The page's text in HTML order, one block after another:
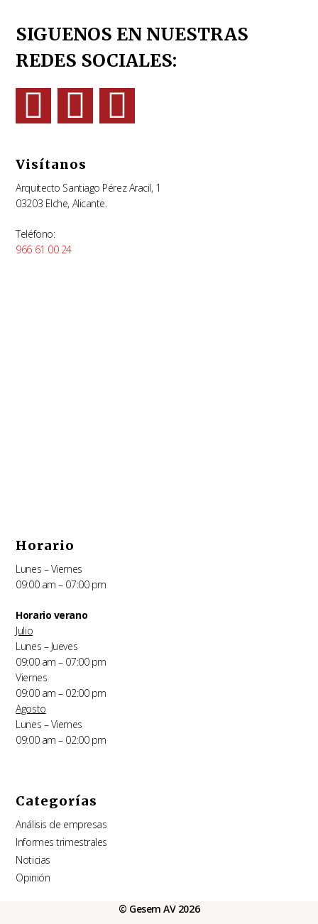
SIGUENOS EN NUESTRAS
REDES SOCIALES:
Visítanos
Arquitecto Santiago Pérez Aracil, 1
03203 Elche, Alicante.
Teléfono:
966 61 00 24
Horario
Lunes – Viernes
09:00 am – 07:00 pm
Horario verano
Julio
Lunes – Jueves
09:00 am – 07:00 pm
Viernes
09:00 am – 02:00 pm
Agosto
Lunes – Viernes
09:00 am – 02:00 pm
Categorías
Análisis de empresas
Informes trimestrales
Noticias
Opinión
© Gesem AV 2026